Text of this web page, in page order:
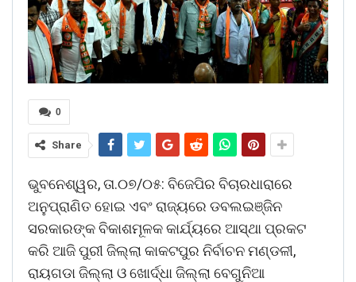
0
Share
ଭୁବନେଶ୍ୱର, ତା.୦୭/୦୫: ବିଜେପିର ବିଚାରଧାରାରେ
ଅନୁପ୍ରାଣିତ ହୋଇ ଏବଂ ରାଜ୍ୟରେ ଡବଲଇଞ୍ଜିନ
ସରକାରଙ୍କ ବିକାଶମୂଳକ କାର୍ଯ୍ୟରେ ଆସ୍ଥା ପ୍ରକଟ
କରି ଆଜି ପୁରୀ ଜିଲ୍ଲା କାକଟପୁର ନିର୍ବାଚନ ମଣ୍ଡଳୀ,
ରାୟଗଡା ଜିଲ୍ଲା ଓ ଖୋର୍ଦ୍ଧା ଜିଲ୍ଲା ବେଗୁନିଆ